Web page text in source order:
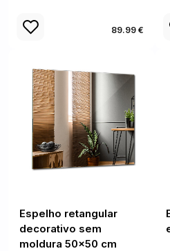
89.99 €
Espelho retangular
decorativo sem
moldura 50x50 cm